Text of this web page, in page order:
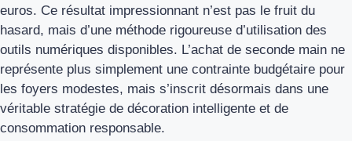
euros. Ce résultat impressionnant n’est pas le fruit du
hasard, mais d’une méthode rigoureuse d’utilisation des
outils numériques disponibles. L’achat de seconde main ne
représente plus simplement une contrainte budgétaire pour
les foyers modestes, mais s’inscrit désormais dans une
véritable stratégie de décoration intelligente et de
consommation responsable.